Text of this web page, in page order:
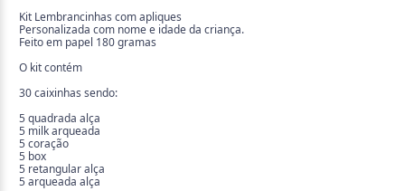
Kit Lembrancinhas com apliques
Personalizada com nome e idade da criança.
Feito em papel 180 gramas
O kit contém
30 caixinhas sendo:
5 quadrada alça
5 milk arqueada
5 coração
5 box
5 retangular alça
5 arqueada alça